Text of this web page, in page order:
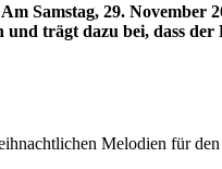
Samstag, 29. November
trägt dazu bei, dass der
Melodien für